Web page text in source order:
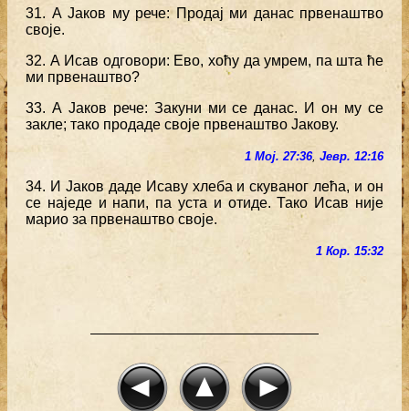
31. А Јаков му рече: Продај ми данас првенаштво
своје.
32. А Исав одговори: Ево, хоћу да умрем, па шта ће
ми првенаштво?
33. А Јаков рече: Закуни ми се данас. И он му се
закле; тако продаде своје првенаштво Јакову.
1 Мој. 27:36, Јевр. 12:16
34. И Јаков даде Исаву хлеба и скуваног лећа, и он
се наједе и напи, па уста и отиде. Тако Исав није
марио за првенаштво своје.
1 Кор. 15:32